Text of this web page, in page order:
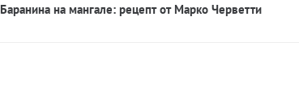
Баранина на мангале: рецепт от Марко Черветти